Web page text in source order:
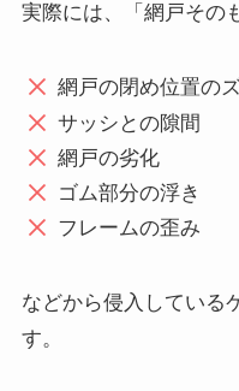
実際には、「網戸その
網戸の閉め位置の
サッシとの隙間
網戸の劣化
ゴム部分の浮き
フレームの歪み
などから侵入している
す。